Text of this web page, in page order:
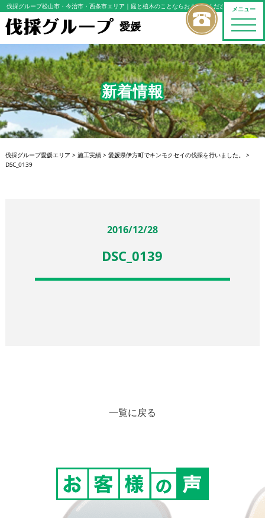
メニュー
toggle
伐採グループ松山市・今治市・西条市エリア ｜庭と植木のことならおまかせください
愛媛
新着情報
伐採グループ愛媛エリア > 施工実績> 愛媛県伊方町でキンモクセイの伐採を行いました。
>
DSC_0139
2016/12/28
DSC_0139
一覧に戻る